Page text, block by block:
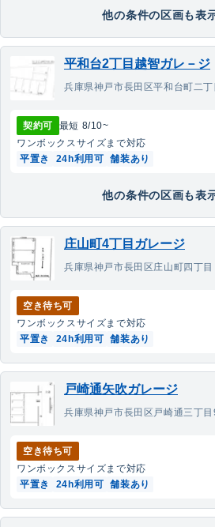
他の条件の区画も表
平和台2丁目越智ガレ－ジ
兵庫県神戸市長田区平和台町二
契約可 最短 8/10~
ワンボックスサイズまで対応
平置き
24h利用可 舗装あり
他の条件の区画も表
庄山町4丁目ガレージ
兵庫県神戸市長田区庄山町四丁
空き待ち可
ワンボックスサイズまで対応
平置き
24h利用可 舗装あり
戸崎通矢吹ガレージ
兵庫県神戸市長田区戸崎通三丁
空き待ち可
ワンボックスサイズまで対応
平置き
24h利用可 舗装あり